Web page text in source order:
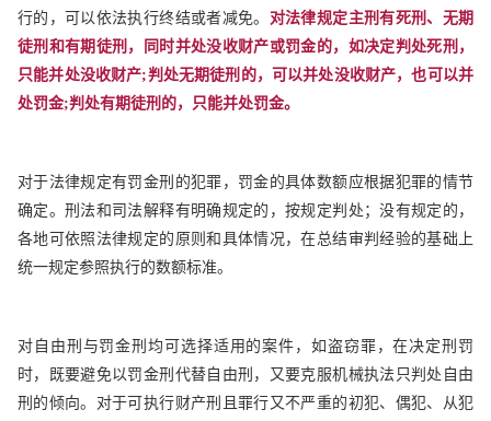
行的，可以依法执行终结或者减免。 对法律规定主刑有死刑、无期
徒刑和有期徒刑，同时并处没收财产或罚金的，如决定判处死刑，
只能并处没收财产;判处无期徒刑的，可以并处没收财产，也可以并
处罚金;判处有期徒刑的，只能并处罚金。
对于法律规定有罚金刑的犯罪，罚金的具体数额应根据犯罪的情节
确定。刑法和司法解释有明确规定的，按规定判处；没有规定的，
各地可依照法律规定的原则和具体情况，在总结审判经验的基础上
统一规定参照执行的数额标准。
对自由刑与罚金刑均可选择适用的案件，如盗窃罪，在决定刑罚
时，既要避免以罚金刑代替自由刑，又要克服机械执法只判处自由
刑的倾向。对于可执行财产刑且罪行又不严重的初犯、偶犯、从犯